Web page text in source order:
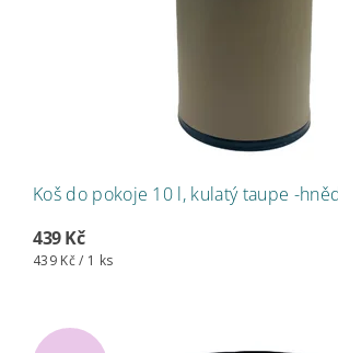
Koš do pokoje 10 l, kulatý taupe -
439 Kč
439 Kč / 1 ks